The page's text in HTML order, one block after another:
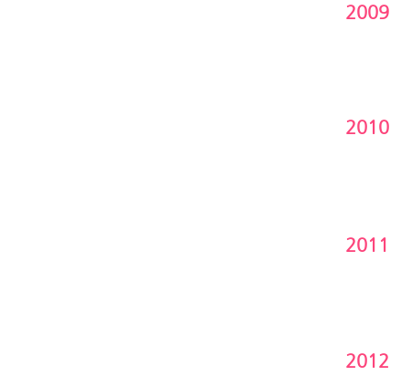
2009
2010
2011
2012